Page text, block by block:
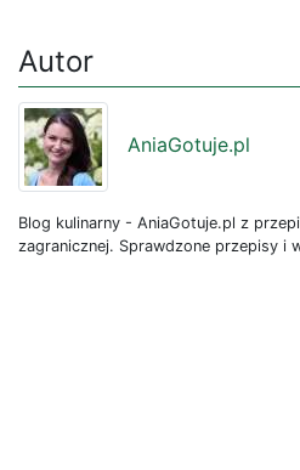
Autor
AniaGotuje.pl
Blog kulinarny - AniaGotuje.pl z
zagranicznej. Sprawdzone przepisy i